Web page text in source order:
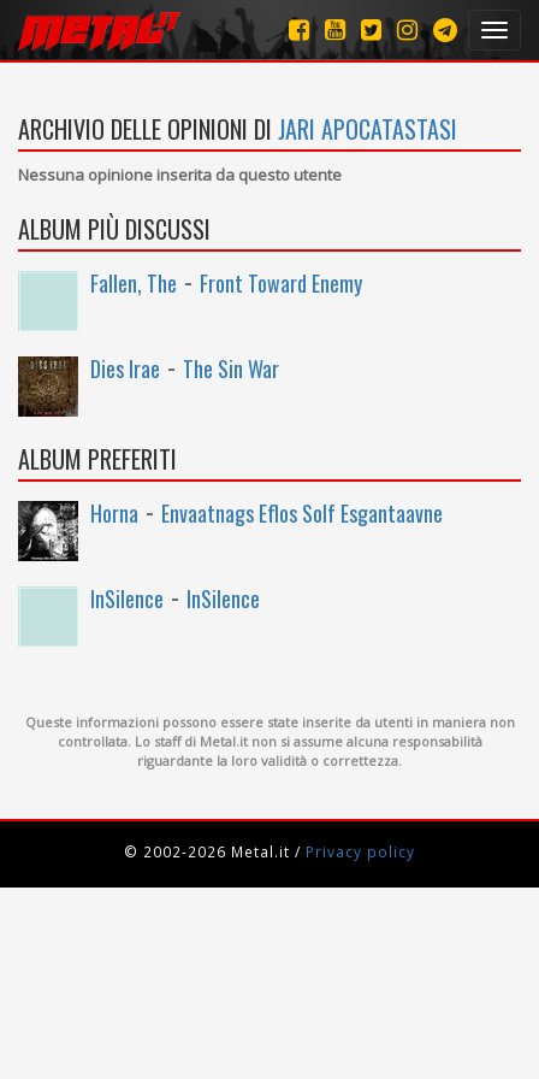
ARCHIVIO DELLE OPINIONI DI JARI APOCATASTASI
Nessuna opinione inserita da questo utente
ALBUM PIÙ DISCUSSI
Fallen, The - Front Toward Enemy
Dies Irae - The Sin War
ALBUM PREFERITI
Horna - Envaatnags Eflos Solf Esgantaavne
InSilence - InSilence
Queste informazioni possono essere state inserite da utenti in maniera non
controllata. Lo staff di Metal.it non si assume alcuna responsabilità
riguardante la loro validità o correttezza.
© 2002-2026 Metal.it / Privacy policy